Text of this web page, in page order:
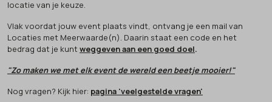
locatie van je keuze.
Vlak voordat jouw event plaats vindt, ontvang je een mail van
Locaties met Meerwaarde(n). Daarin staat een code en het
bedrag dat je kunt weggeven aan een goed doel.
"Zo maken we met elk event de wereld een beetje mooier!"
Nog vragen? Kijk hier: pagina 'veelgestelde vragen'